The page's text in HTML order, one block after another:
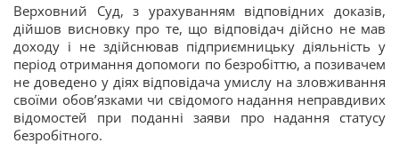
Верховний Суд, з урахуванням відповідних доказів,
дійшов висновку про те, що відповідач дійсно не мав
доходу і не здійснював підприємницьку діяльність у
період отримання допомоги по безробіттю, а позивачем
не доведено у діях відповідача умислу на зловживання
своїми обов’язками чи свідомого надання неправдивих
відомостей при поданні заяви про надання статусу
безробітного.